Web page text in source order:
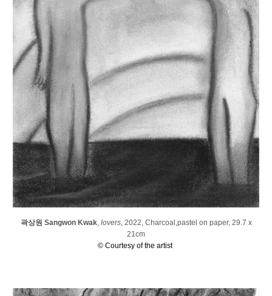
곽상원 Sangwon Kwak, lovers, 2022, Charcoal,pastel on paper, 29.7 x
21cm
© Courtesy of the artist